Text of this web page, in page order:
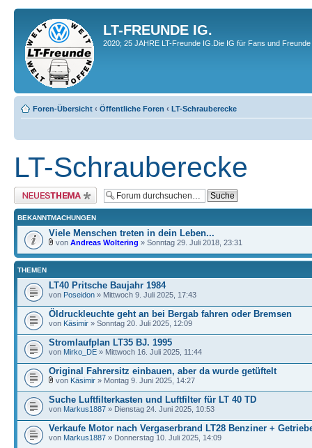
LT-FREUNDE IG.
2020; 25 JAHRE LT-Freunde IG.Die IG für Fans und
Foren-Übersicht ‹ Öffentliche Foren ‹ LT-Schrauberecke
LT-Schrauberecke
Neues Thema erstellen
BEKANNTMACHUNGEN
Viele Menschen treten in dein Leben...
von Andreas Woltering » Sonntag 29. Juli 2018, 23:31
THEMEN
LT40 Pritsche Baujahr 1984
von Poseidon » Mittwoch 9. Juli 2025, 17:43
Öldruckleuchte geht an bei Bergab fahren oder Bremsen
von Käsimir » Sonntag 20. Juli 2025, 12:09
Stromlaufplan LT35 BJ. 1995
von Mirko_DE » Mittwoch 16. Juli 2025, 11:44
Original Fahrersitz einbauen, aber da wurde getüftelt
von Käsimir » Montag 9. Juni 2025, 14:27
Suche Luftfilterkasten und Luftfilter für LT 40 TD
von Markus1887 » Dienstag 24. Juni 2025, 10:53
Verkaufe Motor nach Vergaserbrand LT28 Benziner +
von Markus1887 » Donnerstag 10. Juli 2025, 14:09